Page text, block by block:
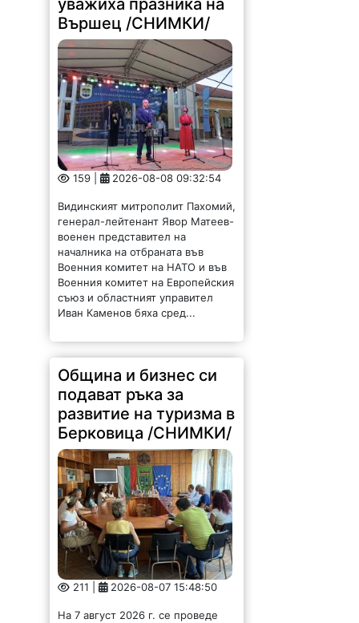
уважиха празника на
Вършец /СНИМКИ/
159 | 2026-08-08 09:32:54
Видинският митрополит Пахомий,
генерал-лейтенант Явор Матеев-
военен представител на
началника на отбраната във
Военния комитет на НАТО и във
Военния комитет на Европейския
съюз и областният управител
Иван Каменов бяха сред...
Община и бизнес си
подават ръка за
развитие на туризма в
Берковица /СНИМКИ/
211 | 2026-08-07 15:48:50
На 7 август 2026 г. се проведе